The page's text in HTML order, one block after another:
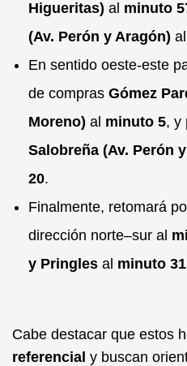
Higueritas) al minuto
(Av. Perón y Aragón) al
En sentido oeste-este
de compras Gómez
Moreno) al minuto 5, y
Salobreña (Av. Perón
20.
Finalmente, retomará
dirección norte–sur al
y Pringles al minuto 31
Cabe destacar que estos
referencial y buscan